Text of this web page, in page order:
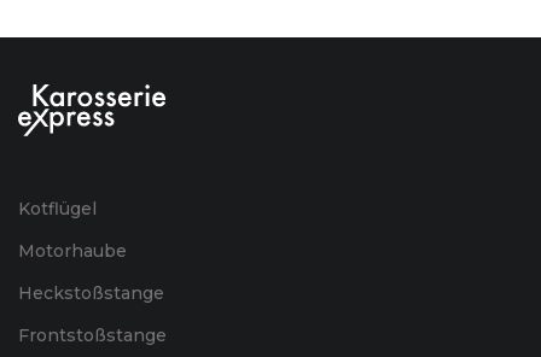
Kotflügel
Motorhaube
Heckstoßstange
Frontstoßstange